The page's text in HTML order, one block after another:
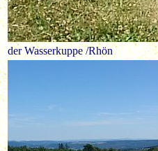
der Wasserkuppe /Rhön